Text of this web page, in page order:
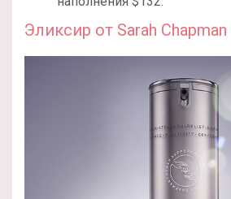
Эликсир от Sarah Chapman